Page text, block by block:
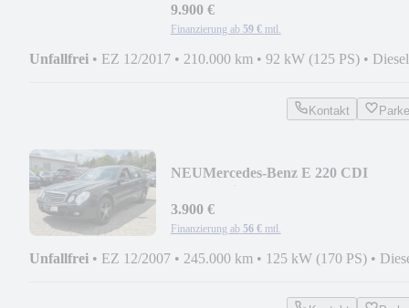
9.900 €
Finanzierung ab 59 € mtl.
Unfallfrei • EZ 12/2017 • 210.000 km • 92 kW (125 PS) • Diesel
Kontakt
NEUMercedes-Benz E 220 CDI
Heft
3.900 €
Finanzierung ab 56 € mtl.
Unfallfrei • EZ 12/2007 • 245.000 km • 125 kW (170 PS) •